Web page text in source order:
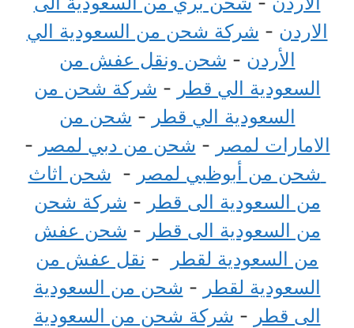
الاردن - شركة شحن من السعودية الي
الأردن - شحن ونقل عفش من
السعودية الي قطر - شركة شحن من
السعودية الي قطر - شحن من
الامارات لمصر - شحن من دبي لمصر -
شحن من أبوظبي لمصر - شحن اثاث
من السعودية الى قطر - شركة شحن
من السعودية الى قطر - شحن عفش
من السعودية لقطر
- نقل عفش من
السعودية لقطر - شحن من السعودية
الى قطر - شركة شحن من السعودية